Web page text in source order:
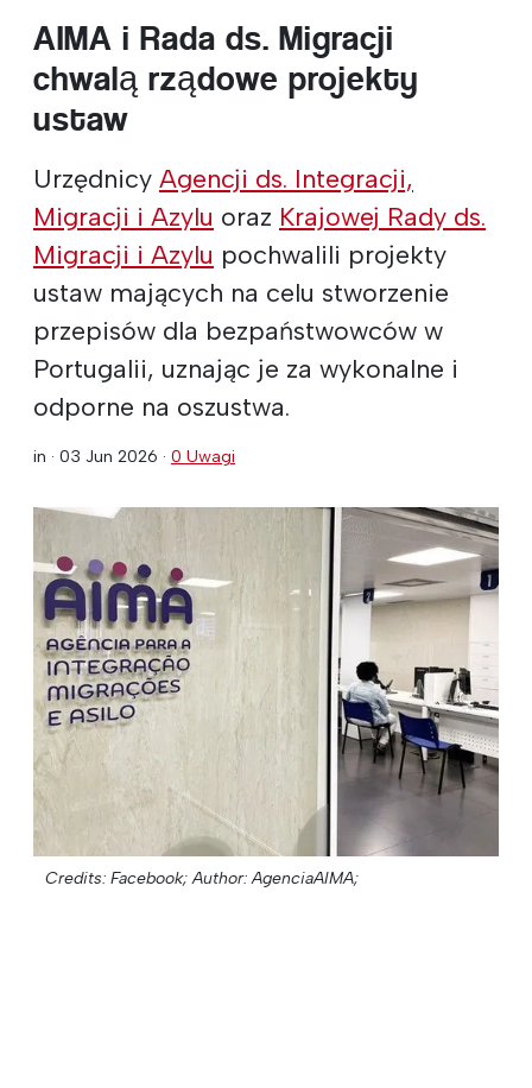
AIMA i Rada ds. Migracji
chwalą rządowe projekty
ustaw
Urzędnicy Agencji ds. Integracji,
Migracji i Azylu oraz Krajowej Rady ds.
Migracji i Azylu pochwalili projekty
ustaw mających na celu stworzenie
przepisów dla bezpaństwowców w
Portugalii, uznając je za wykonalne i
odporne na oszustwa.
in · 03 Jun 2026 · 0 Uwagi
Credits: Facebook; Author: AgenciaAIMA;